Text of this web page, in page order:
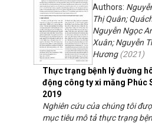
Thực trạng bệnh lý đường
động công ty xi măng Phúc
2019
Authors:
Thị Quân;
Nguyễn Ngọc
Xuân; Nguyễn
Hương(2021)
Nghiên cứu của chúng tôi
mục tiêu mô tả thực trạng